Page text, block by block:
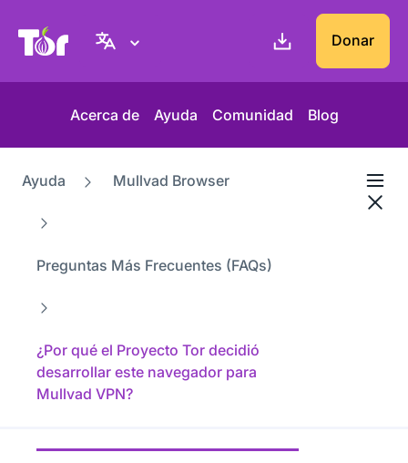
Web del Proyecto Tor Donar
Acerca de Ayuda Comunidad Blog
Ayuda Mullvad Browser
Preguntas Más Frecuentes (FAQs)
¿Por qué el Proyecto Tor decidió
desarrollar este navegador para
Mullvad VPN?